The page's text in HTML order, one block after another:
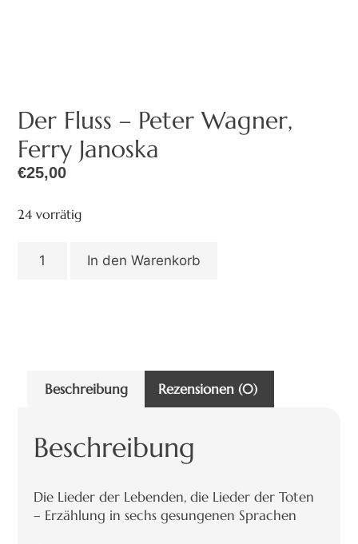
Der Fluss – Peter Wagner,
Ferry Janoska
€25,00
24 vorrätig
In den Warenkorb
Beschreibung Rezensionen (0)
Beschreibung
Die Lieder der Lebenden, die Lieder der Toten
– Erzählung in sechs gesungenen Sprachen